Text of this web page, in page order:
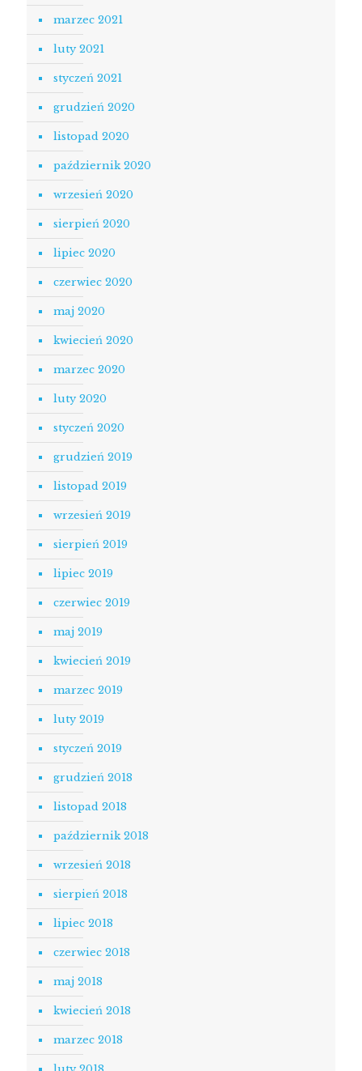
marzec 2021
luty 2021
styczeń 2021
grudzień 2020
listopad 2020
październik 2020
wrzesień 2020
sierpień 2020
lipiec 2020
czerwiec 2020
maj 2020
kwiecień 2020
marzec 2020
luty 2020
styczeń 2020
grudzień 2019
listopad 2019
wrzesień 2019
sierpień 2019
lipiec 2019
czerwiec 2019
maj 2019
kwiecień 2019
marzec 2019
luty 2019
styczeń 2019
grudzień 2018
listopad 2018
październik 2018
wrzesień 2018
sierpień 2018
lipiec 2018
czerwiec 2018
maj 2018
kwiecień 2018
marzec 2018